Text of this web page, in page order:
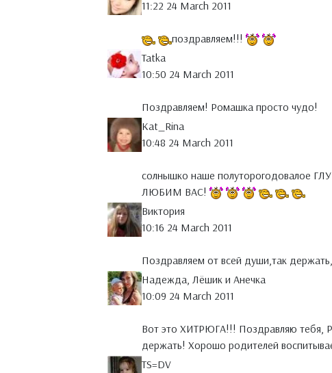
11:22 24 March 2011
поздравляем!!!
Tatka
10:50 24 March 2011
Поздравляем! Ромашка просто чудо!
Kat_Rina
10:48 24 March 2011
солнышко наше полуторогодовалое
ЛЮБИМ ВАС!
Виктория
10:16 24 March 2011
Поздравляем от всей души,так
Надежда, Лёшик и Анечка
10:09 24 March 2011
Вот это ХИТРЮГА!!! Поздравляю тебя,
держать! Хорошо родителей
TS=DV